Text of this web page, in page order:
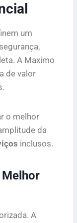
um
A Maximo
de valor
o melhor
da
inclusos.
A